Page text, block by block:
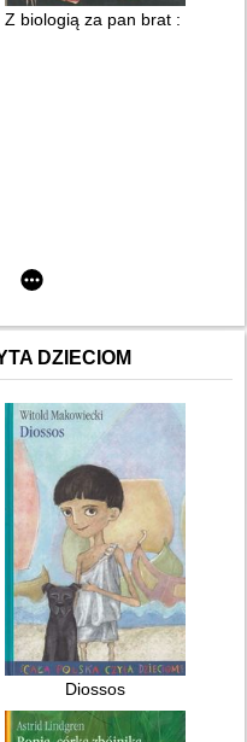
Z biologią za pan brat :
DZIECIOM
Diossos